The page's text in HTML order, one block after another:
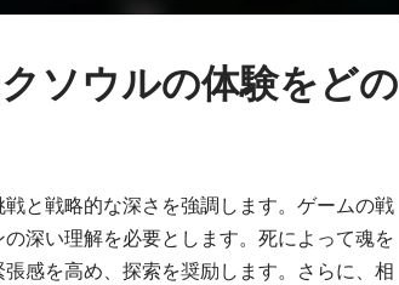
ソウルの体験をどの
と戦略的な深さを強調します。ゲームの戦
深い理解を必要とします。死によって魂を
感を高め、探索を奨励します。さらに、相